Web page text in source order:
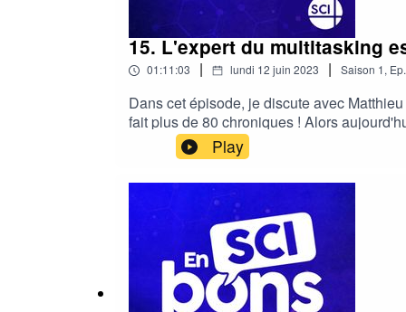
15. L'expert du multitasking
01:11:03 | lundi 12 juin 2023 | Saison 1, Ep.
Dans cet épisode, je discute avec
fait plus de 80 chroniques ! Alors
d'une émission de radio à succès.Suivez
https://twitter.com/
canada.ca/ohdio/premiere/emissions/
https://podcasts.apple.com/ca/podcast/
le podcast où on parle avec des
elle-même vulgarisatrice — sur YouTube et
Play